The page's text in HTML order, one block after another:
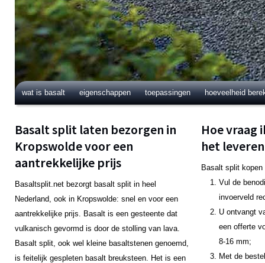
wat is basalt eigenschappen toepassingen hoeveelheid
Basalt split laten bezorgen in
Kropswolde voor een
aantrekkelijke prijs
Basaltsplit.net bezorgt basalt split in heel
Nederland, ook in Kropswolde: snel en voor een
aantrekkelijke prijs. Basalt is een gesteente dat
vulkanisch gevormd is door de stolling van lava.
Basalt split, ook wel kleine basaltstenen genoemd,
is feitelijk gespleten basalt breuksteen. Het is een
Hoe vraag
het
Basalt split
Vul de
invoerveld
U ontvangt
een offerte
8-16 mm;
Met de